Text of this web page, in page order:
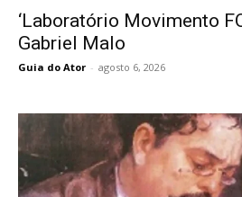
‘Laboratório Movimento
Gabriel Malo
Guia do Ator - agosto 6, 2026